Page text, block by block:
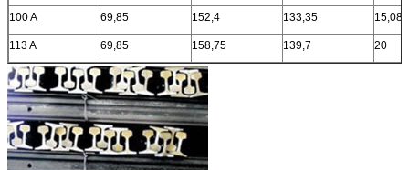
100 A 69,85 152,4 133,35 15,08
113 A 69,85 158,75 139,7 20